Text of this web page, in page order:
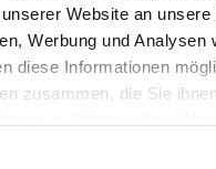
Website an
Werbung und Analysen
diese Informationen
zusammen, die Sie